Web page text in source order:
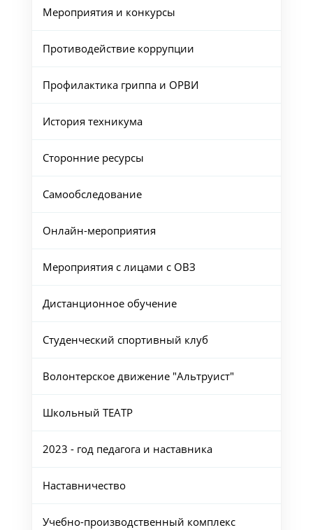
Мероприятия и конкурсы
Противодействие коррупции
Профилактика гриппа и ОРВИ
История техникума
Сторонние ресурсы
Самообследование
Онлайн-мероприятия
Мероприятия с лицами с ОВЗ
Дистанционное обучение
Студенческий спортивный клуб
Волонтерское движение "Альтруист"
Школьный ТЕАТР
2023 - год педагога и наставника
Наставничество
Учебно-производственный комплекс